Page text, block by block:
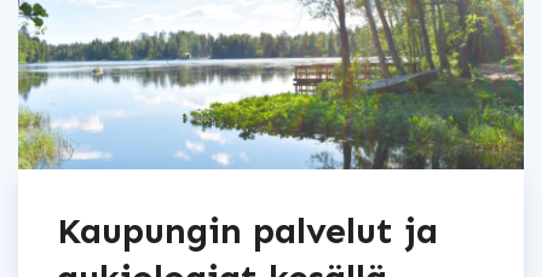
Kaupungin palvelut ja